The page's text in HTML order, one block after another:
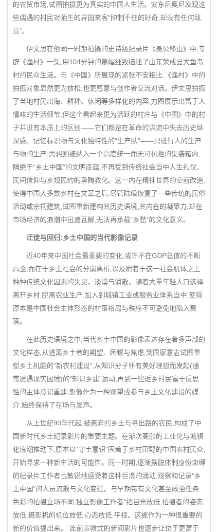
的农贸市场,试图拍摄更为真实的中国人生活。安东尼奥尼发现这
些偶遇的村民对陌生的异国来客“抑制不住的好奇,却没有任何敌
意”。
伊文思在他同一时期拍摄的史诗级纪录片《愚公移山》中,专
辟《渔村》一集,用104分钟的篇幅细致描述了山东荣成县大鱼岛
村的民众生活。与《中国》所展现的紧张不安相比,《渔村》中的
拍摄对象显然更为放松,也更愿意与创作者交流对话。伊文思拍摄
了当地村民出海、耕种、休闲等多样化的内容,力图展示出富于人
情味的生活细节,但这个看起来更为活跃的村庄与《中国》中的村
子并没有本质上的区别——它们都是在革命的洪流中失去历史纵
深感、记忆标识物与文化独特性的“生产队”——只进行人的生产
与物的生产,思想则被纳入一个高度统一而无可抗拒的集装箱内,
隔绝于“乡土中国”的文明底蕴,不再受到传统社会当中人生礼仪、
民间信仰与乡规民约的熏陶教化。这一内在精神世界的空前改造,
使得中国大多数乡村在文革之后,尽管陆续恢复了一些传统的民俗
活动或宗祠建筑,试图重新建构其历史语境,其内在的凝聚力,却在
市场经济的浪潮中迅速瓦解,无法再承载“乡愁”的文化意义。
迁徙与回归:乡土中国的当代影像记录
近40年来中国社会最重要的变化,或许不在GDP总值的不断
高企,而在于乡土社会的分崩离析,以及附着于这一社会肌体之上
种种传统文化因素的失灵、淡漠与消散。随着大量年轻人口选择
离开乡村,脱离农业生产,加入到城镇工业或服务业体系当中,使得
原本是中国社会主体形态的村落格局与秩序不可避免地陷入衰
落。
在此历史语境之中,当代乡土中国的影像表达存在着多声部的
文化样态,从逃离乡土者的期望、困顿与焦虑,到国家意志试图重
塑乡土机能的“新农村建设”;从知识分子怀有美好理想而发起(通
常遭遇现实困境)的“知识乡建”运动,再到一些返乡村民富于反思
性的主体意识重建,影像作为一种观望或参与乡土文化建设的媒
介,始终保持了在场与发声。
从上世纪90年代起,被离弃的乡土与寻出路的农民,构成了中
国新时代乡土纪录影片的重要主题。在渐次高涨的工业化与城镇
化浪潮推动下,原本以“守土意识”固着于乡村田野的中国农村民众,
开始寻求一种新生活的可能性。同一时期,逐渐摆脱体制身份束缚
的纪录片工作者也敏锐地感受着这种巨浪的涌动,观察和记录“乡
土中国”的人员流散与文化变迁。与早期带有文化甚至政治任务
色彩的拍摄立场不同,独立影像工作者“把目光放低,拍摄者的姿态
放低,摄影机的机位放低,心态放低,平视。这被作为一种很重要的
新的价值提出来。”此前宣教式的新闻影片也逐步让位于更富于